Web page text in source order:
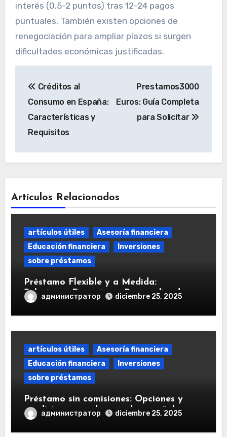
interés (0.5-2 puntos) tras 12-24 pagos
puntuales. También existen opciones de
renegociación para ampliar plazos si surgen
dificultades económicas justificadas.
de
entradas
Créditos al
Consumo en España:
Características y
Requisitos
Prestamos3000
Euros: Guía Completa
para Solicitar
Artículos Relacionados
artículos útiles
Asesoría financiera
Educación financiera
Inversiones
sobre préstamos
Préstamo Flexible y a Medida:
Soluciones Financieras Personalizadas
администратор diciembre 25, 2025
artículos útiles
Asesoría financiera
Educación financiera
Inversiones
sobre préstamos
Préstamo sin comisiones: Opciones y
condiciones en el mercado español
администратор diciembre 25, 2025